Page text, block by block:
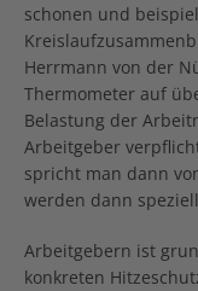
schonen und
Herrmann von der
Thermometer auf
Belastung der
Arbeitgeber
spricht man dann
werden dann
Arbeitgebern ist
konkreten